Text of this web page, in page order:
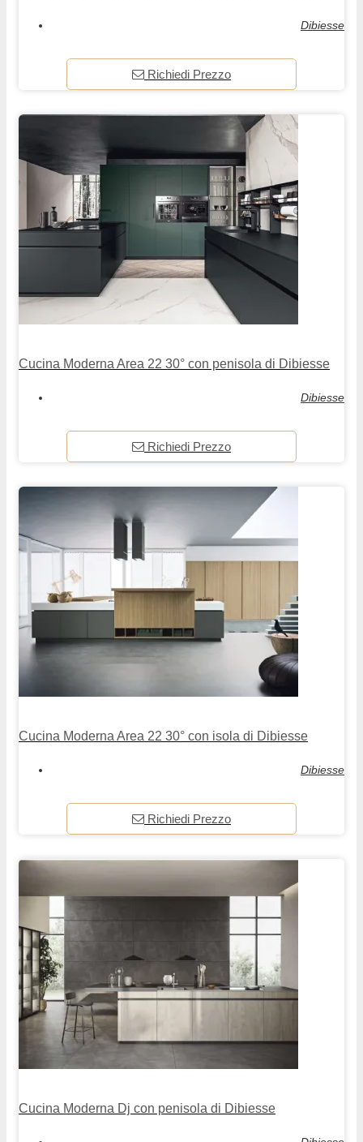
Dibiesse
Richiedi Prezzo
Cucina Moderna Area 22 30° con penisola di Dibiesse
Dibiesse
Richiedi Prezzo
Cucina Moderna Area 22 30° con isola di Dibiesse
Dibiesse
Richiedi Prezzo
Cucina Moderna Dj con penisola di Dibiesse